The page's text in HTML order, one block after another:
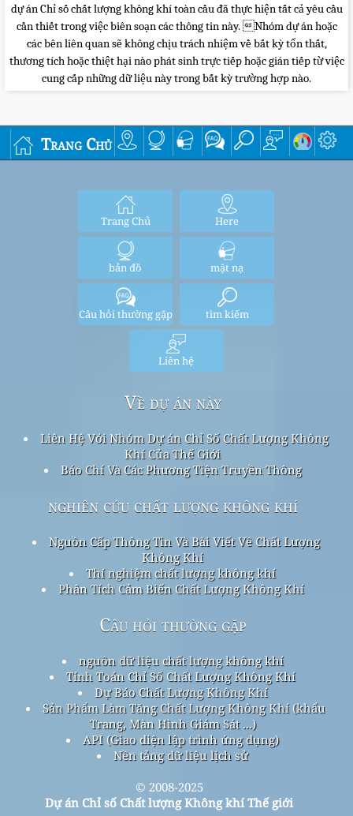
dự án Chỉ số chất lượng không khí toàn cầu đã thực hiện tất cả yêu cầu
cần thiết trong việc biên soạn các thông tin này. Nhóm dự án hoặc
các bên liên quan sẽ không chịu trách nhiệm về bất kỳ tổn thất,
thương tích hoặc thiệt hại nào phát sinh trực tiếp hoặc gián tiếp từ việc
cung cấp những dữ liệu này trong bất kỳ trường hợp nào.
Trang Chủ
Trang Chủ Here
bản đồ mặt nạ
Câu hỏi thường gặp tìm kiếm
Liên hệ
Về dự án này
Liên Hệ Với Nhóm Dự án Chỉ Số Chất Lượng Không
Khí Của Thế Giới
Báo Chí Và Các Phương Tiện Truyền Thông
nghiên cứu chất lượng không khí
Nguồn Cấp Thông Tin Và Bài Viết Về Chất Lượng
Không Khí
Thí nghiệm chất lượng không khí
Phân Tích Cảm Biến Chất Lượng Không Khí
Câu hỏi thường gặp
nguồn dữ liệu chất lượng không khí
Tính Toán Chỉ Số Chất Lượng Không Khí
Dự Báo Chất Lượng Không Khí
Sản Phẩm Làm Tăng Chất Lượng Không Khí (khẩu
Trang, Màn Hình Giám Sát ...)
API (Giao diện lập trình ứng dụng)
Nền tảng dữ liệu lịch sử
© 2008-2025
Dự án Chỉ số Chất lượng Không khí Thế giới